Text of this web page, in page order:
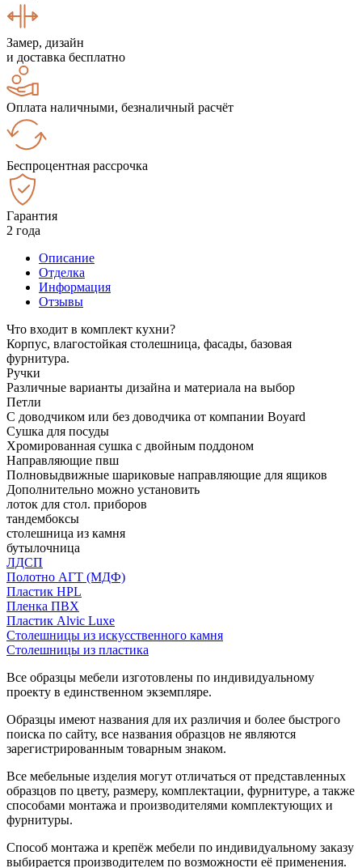
Замер, дизайн
и доставка бесплатно
Оплата наличными, безналичный расчёт
Беспроцентная рассрочка
Гарантия
2 года
Описание
Отделка
Информация
Отзывы
Что входит в комплект кухни?
Корпус, влагостойкая столешница, фасады, базовая
фурнитура.
Ручки
Различные варианты дизайна и материала на выбор
Петли
С доводчиком или без доводчика от компании Boyard
Сушка для посуды
Хромированная сушка с двойным поддоном
Направляющие пвш
Полновыдвижные шариковые направляющие для ящиков
Дополнительно можно установить
лоток для стол. приборов
тандембоксы
столешница из камня
бутылочница
ЛДСП
Полотно АГТ (МДФ)
Пластик HPL
Пленка ПВХ
Пластик Alvic Luxe
Столешницы из искусственного камня
Столешницы из пластика
Все образцы мебели изготовлены по индивидуальному
проекту в единственном экземпляре.
Образцы имеют названия для их различия и более быстрого
поиска по сайту, все названия образцов не являются
зарегистрированным товарным знаком.
Все мебельные изделия могут отличаться от представленных
образцов по цвету, размеру, комплектации, фурнитуре, а также
способами монтажа и производителями комплектующих и
фурнитуры.
Способ монтажа и крепёж мебели по индивидуальному заказу
выбирается производителем по возможности её применения.